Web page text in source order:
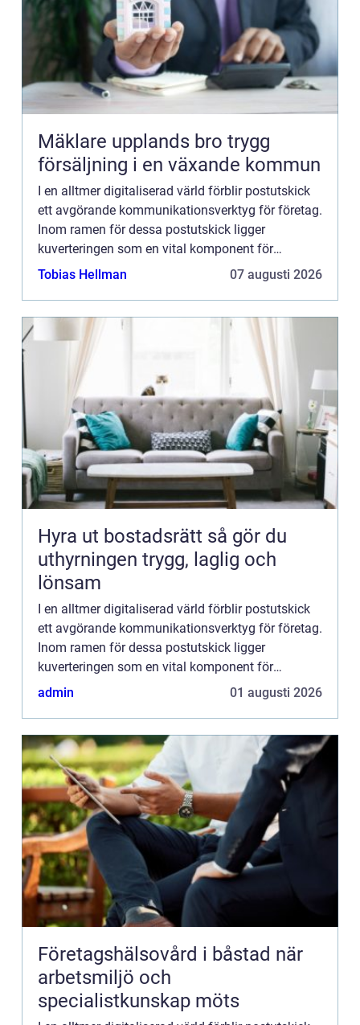
Mäklare upplands bro trygg
försäljning i en växande kommun
I en alltmer digitaliserad värld förblir postutskick
ett avgörande kommunikationsverktyg för företag.
Inom ramen för dessa postutskick ligger
kuverteringen som en vital komponent för
framgångsrik direktmarknad...
Tobias Hellman 07 augusti 2026
Hyra ut bostadsrätt så gör du
uthyrningen trygg, laglig och
lönsam
I en alltmer digitaliserad värld förblir postutskick
ett avgörande kommunikationsverktyg för företag.
Inom ramen för dessa postutskick ligger
kuverteringen som en vital komponent för
framgångsrik direktmarknad...
admin 01 augusti 2026
Företagshälsovård i båstad när
arbetsmiljö och
specialistkunskap möts